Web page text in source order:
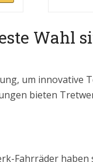
Wahl
um innovative
bieten
Fahrräder